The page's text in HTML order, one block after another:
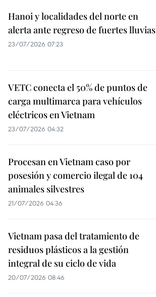
Hanoi y localidades del norte en
alerta ante regreso de fuertes lluvias
23/07/2026 07:23
VETC conecta el 50% de puntos de
carga multimarca para vehículos
eléctricos en Vietnam
23/07/2026 04:32
Procesan en Vietnam caso por
posesión y comercio ilegal de 104
animales silvestres
21/07/2026 04:36
Vietnam pasa del tratamiento de
residuos plásticos a la gestión
integral de su ciclo de vida
20/07/2026 08:46